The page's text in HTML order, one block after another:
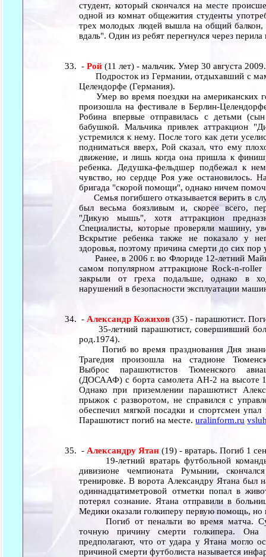
студент, который скончался на месте
одной из комнат общежития студенты
трех молодых людей вышла на общий балкон,
вдаль". Один из ребят перегнулся через
-Рой(11 лет) - мальчик. Умер 30 августа 2009.
Подросток из Германии, отдыхавший с
Целендорфе (Германия).
Умер во время поездки на американских
произошла на фестивале в Берлин-
Робина впервые отправилась с детьми
бабушкой. Мальчика привлек аттракцион
устремился к нему. После того как дети
подниматься вверх, Рой сказал, что ему
движение, и лишь когда она пришла к
ребенка. Дедушка-фельдшер подбежал к
чувство, но сердце Роя уже остановилось.
бригада "скорой помощи", однако ничем
Семья погибшего отказывается верить в
был весьма боязливым и, скорее всего,
"Дикую мышь", хотя аттракцион
Специалисты, которые проверяли машину,
Вскрытие ребенка также не показало у
здоровья, поэтому причина смерти до сих пор
Ранее, в 2006 г. во Флориде 12-летний
самом популярном аттракционе Rock-n-roller
закрыли от греха подальше, однако в
нарушений в безопасности эксплуатации
- Александр Кожихов (35) - парашютист.
35-летний парашютист, совершивший
род.1974).
Погиб во время празднования Дня
Трагедия произошла на стадионе
Выброс парашютистов Тюменского
(ДОСААФ) с борта самолета АН-2 на высоте
Однако при приземлении парашютист
прыжок с разворотом, не справился с
обеспечил мягкой посадки и спортсмен
Парашютист погиб на месте.uralinform.ru
- Александру Ятан (19) - вратарь. Погиб 1
19-летний вратарь футбольной
дивизионе чемпионата Румынии,
тренировке. В ворота Александру Ятана был
одиннадцатиметровой отметки попал в
потерял сознание. Ятана отправили в
Медики оказали голкиперу первую помощь, но
Погиб от пенальти во время матча.
точную причину смерти голкипера. Она
предполагают, что от удара у Ятана могло
причиной смерти футболиста называется